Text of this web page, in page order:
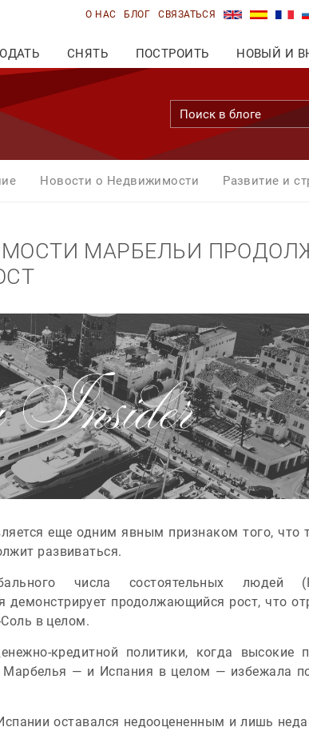
О НАС БЛОГ СВЯЗАТЬСЯ
СНЯТЬ ПОСТРОИТЬ НОВЫЙ И
Новости о Недвижимости Развитие и
МАРБЕЛЬИ
еще одним явным признаком того, что
развиваться.
числа состоятельных людей
демонстрирует продолжающийся рост, что
в целом.
кредитной политики, когда высокие
— и Испания в целом — избежала
оставался недооцененным и лишь